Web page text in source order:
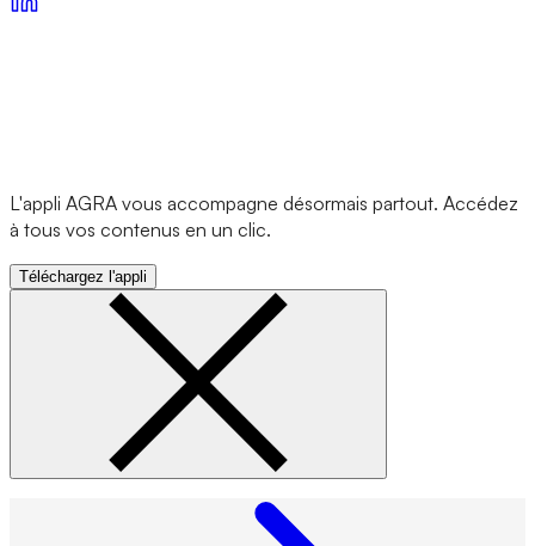
L'appli AGRA vous accompagne désormais partout. Accédez
à tous vos contenus en un clic.
Téléchargez l'appli